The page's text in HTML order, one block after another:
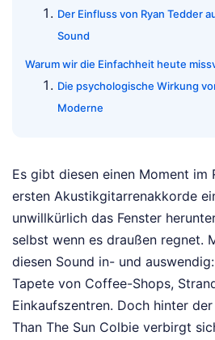
Der Einfluss von Ryan Tedder
Sound
Warum wir die Einfachheit heute
Die psychologische Wirkung
Moderne
Es gibt diesen einen Moment im
ersten Akustikgitarrenakkorde
unwillkürlich das Fenster
selbst wenn es draußen regnet.
diesen Sound in- und
Tapete von Coffee-Shops,
Einkaufszentren. Doch hinter
Than The Sun Colbie verbirgt